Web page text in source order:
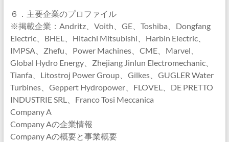
６．主要企業のプロファイル
※掲載企業：Andritz、Voith、GE、Toshiba、Dongfang
Electric、BHEL、Hitachi Mitsubishi、Harbin Electric、
IMPSA、Zhefu、Power Machines、CME、Marvel、
Global Hydro Energy、Zhejiang Jinlun Electromechanic、
Tianfa、Litostroj Power Group、Gilkes、GUGLER Water
Turbines、Geppert Hydropower、FLOVEL、DE PRETTO
INDUSTRIE SRL、Franco Tosi Meccanica
Company A
Company Aの企業情報
Company Aの概要と事業概要